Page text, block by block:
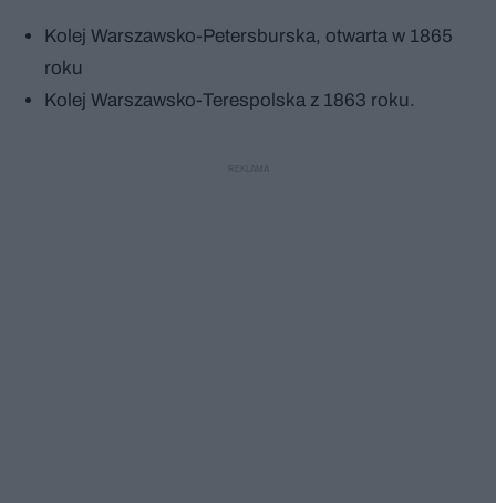
Kolej Warszawsko-Petersburska, otwarta w 1865
roku
Kolej Warszawsko-Terespolska z 1863 roku.